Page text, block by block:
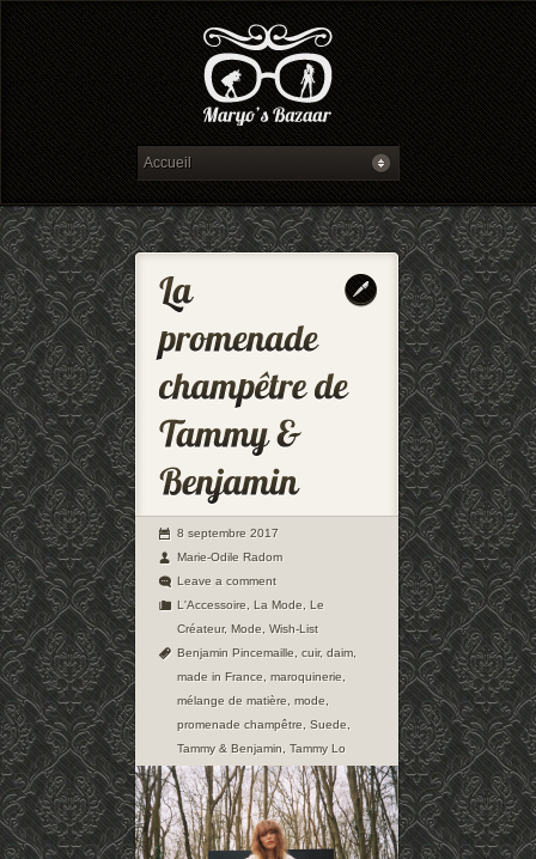
8 septembre 2017
Marie-Odile Radom
Leave a comment
L'Accessoire
La Mode
Le
Créateur, Mode
Wish-List
Benjamin Pincemaille
cuir, daim
made in France
maroquinerie
mélange de matière
mode
promenade champêtre
Suede
Tammy & Benjamin Tammy Lo